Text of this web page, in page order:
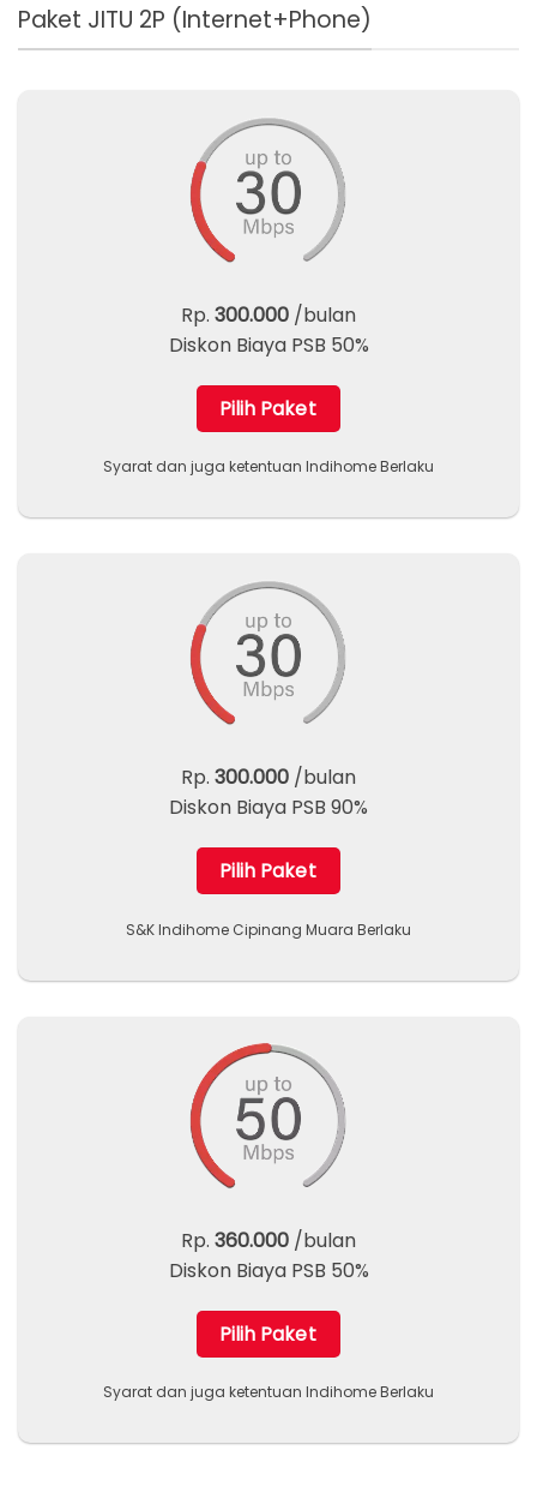
Paket JITU 2P (Internet+Phone)
Rp. 300.000 /bulan
Diskon Biaya PSB 50%
Pilih Paket
Syarat dan juga ketentuan Indihome Berlaku
Rp. 300.000 /bulan
Diskon Biaya PSB 90%
Pilih Paket
S&K Indihome Cipinang Muara Berlaku
Rp. 360.000 /bulan
Diskon Biaya PSB 50%
Pilih Paket
Syarat dan juga ketentuan Indihome Berlaku